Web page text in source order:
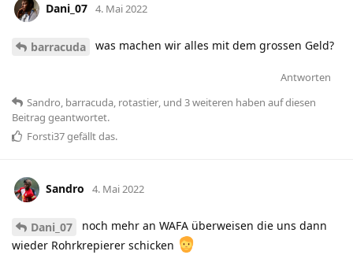
Dani_07 4. Mai 2022
barracuda was machen wir alles mit dem grossen Geld?
Antworten
Sandro, barracuda, rotastier, und 3weiteren haben auf diesen
Beitrag geantwortet.
Forsti37gefällt das.
Sandro 4. Mai 2022
Dani_07
noch mehr an WAFA überweisen die uns dann
wieder Rohrkrepierer schicken